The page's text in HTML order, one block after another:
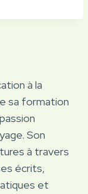
à la
sa formation
Son
à travers
écrits,
et